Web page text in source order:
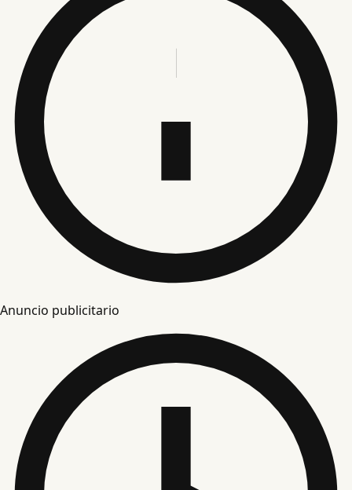
Anuncio publicitario